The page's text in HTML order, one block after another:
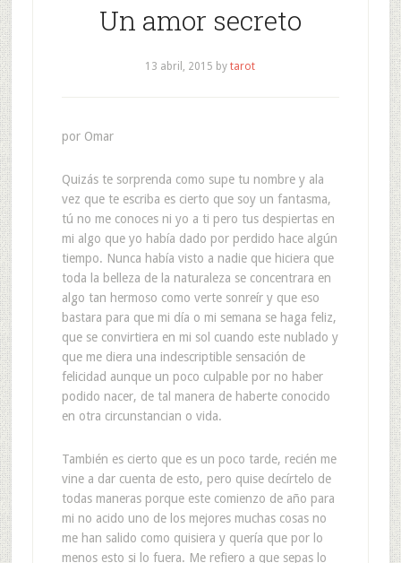
Un amor secreto
13 abril, 2015 bytarot
por Omar
Quizás te sorprenda como supe tu nombre y ala
vez que te escriba es cierto que soy un fantasma,
tú no me conoces ni yo a ti pero tus despiertas en
mi algo que yo había dado por perdido hace algún
tiempo. Nunca había visto a nadie que hiciera que
toda la belleza de la naturaleza se concentrara en
algo tan hermoso como verte sonreír y que eso
bastara para que mi día o mi semana se haga feliz,
que se convirtiera en mi sol cuando este nublado y
que me diera una indescriptible sensación de
felicidad aunque un poco culpable por no haber
podido nacer, de tal manera de haberte conocido
en otra circunstancian o vida.
También es cierto que es un poco tarde, recién me
vine a dar cuenta de esto, pero quise decírtelo de
todas maneras porque este comienzo de año para
mi no acido uno de los mejores muchas cosas no
me han salido como quisiera y quería que por lo
menos esto si lo fuera. Me refiero a que sepas lo